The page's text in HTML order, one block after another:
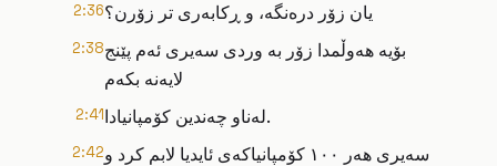
2:36یان زۆر درەنگە، و ڕکابەری تر زۆرن؟
2:38بۆیە هەوڵمدا زۆر بە وردی سەیری ئەم پێنج
لایەنە بکەم
2:41 لەناو چەندین کۆمپانیادا.
2:42 سەیری هەر ١٠٠ کۆمپانیاکەی ئایدیا لابم کرد و